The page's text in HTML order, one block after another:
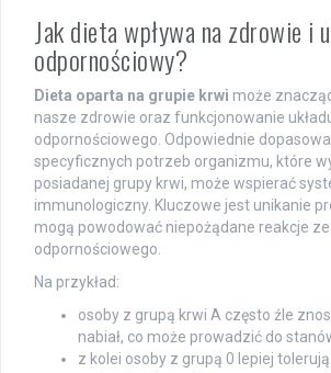
Jak dieta wpływa na zdrowie i
odpornościowy?
Dieta oparta na grupie krwi może
nasze zdrowie oraz funkcjonowanie
odpornościowego. Odpowiednie
specyficznych potrzeb organizmu, które
posiadanej grupy krwi, może wspierać
immunologiczny. Kluczowe jest unikanie
mogą powodować niepożądane reakcje ze
odpornościowego.
Na przykład:
osoby z grupą krwi A często źle
nabiał, co może prowadzić do
z kolei osoby z grupą 0 lepiej tolerują